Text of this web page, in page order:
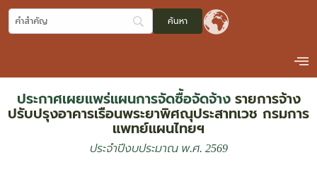
ประกาศเผยแพร่แผนการจัดซื้อจัดจ้าง รายการจ้าง
ปรับปรุงอาคารเรือนพระยาพิศณุประสาทเวช กรมการ
แพทย์แผนไทยฯ
ประจำปีงบประมาณ พ.ศ. 2569